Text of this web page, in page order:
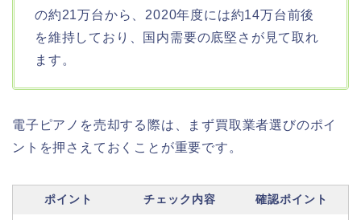
の約21万台から、2020年度には約14万台前後
を維持しており、国内需要の底堅さが見て取れ
ます。
電子ピアノを売却する際は、まず買取業者選びのポイ
ントを押さえておくことが重要です。
ポイント チェック内容 確認ポイント